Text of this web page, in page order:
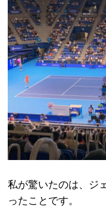
私が驚いたのは、ジ
ったことです。